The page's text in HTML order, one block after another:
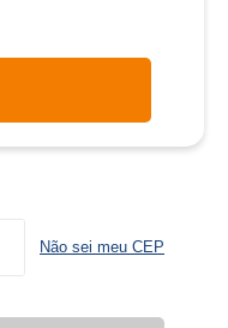
Não sei meu CEP